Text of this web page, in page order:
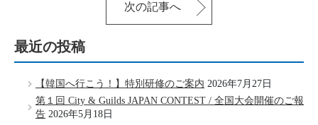
次の記事へ
最近の投稿
【韓国へ行こう！】特別研修のご案内 2026年7月27日
第１回 City & Guilds JAPAN CONTEST / 全国大会開催のご報
告 2026年5月18日